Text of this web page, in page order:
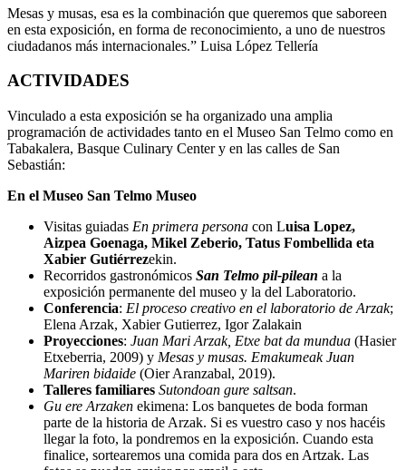
Mesas y musas, esa es la combinación que queremos que saboreen
en esta exposición, en forma de reconocimiento, a uno de nuestros
ciudadanos más internacionales.” Luisa López Tellería
ACTIVIDADES
Vinculado a esta exposición se ha organizado una amplia
programación de actividades tanto en el Museo San Telmo como en
Tabakalera, Basque Culinary Center y en las calles de San
Sebastián:
En el Museo San Telmo Museo
Visitas guiadas En primera persona con Luisa Lopez,
Aizpea Goenaga, Mikel Zeberio, Tatus Fombellida eta
Xabier Gutiérrezekin.
Recorridos gastronómicos San Telmo pil-pilean a la
exposición permanente del museo y la del Laboratorio.
Conferencia: El proceso creativo en el laboratorio de Arzak;
Elena Arzak, Xabier Gutierrez, Igor Zalakain
Proyecciones: Juan Mari Arzak, Etxe bat da mundua (Hasier
Etxeberria, 2009) y Mesas y musas. Emakumeak Juan
Mariren bidaide (Oier Aranzabal, 2019).
Talleres familiares Sutondoan gure saltsan.
Gu ere Arzaken ekimena: Los banquetes de boda forman
parte de la historia de Arzak. Si es vuestro caso y nos hacéis
llegar la foto, la pondremos en la exposición. Cuando esta
finalice, sortearemos una comida para dos en Artzak. Las